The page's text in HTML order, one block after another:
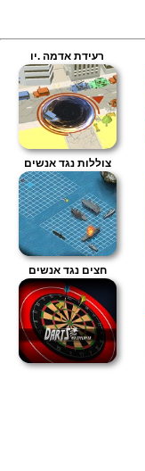
רעידת אדמה .יו
צוללות נגד אנשים
חצים נגד אנשים